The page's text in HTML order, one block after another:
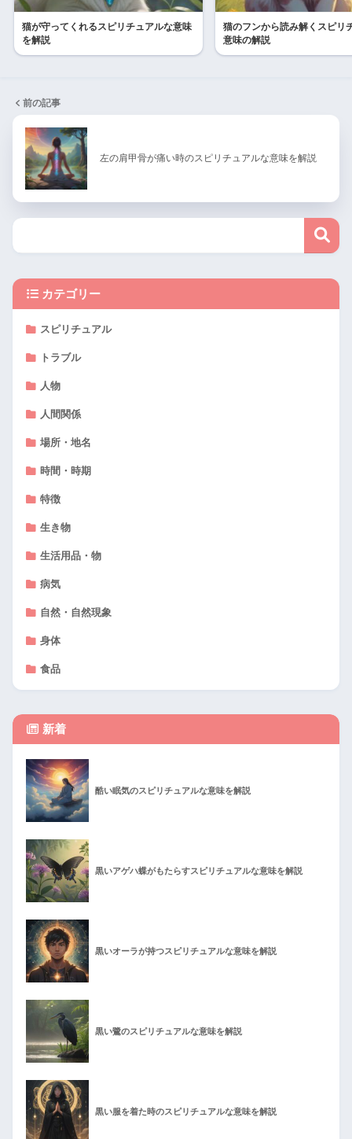
猫が守ってくれるスピリチュアルな意味
を解説
猫のフンから読み解くスピリ
意味の解説
前の記事
左の肩甲骨が痛い時のスピリチュアルな意味を解説
カテゴリー
スピリチュアル
トラブル
人物
人間関係
場所・地名
時間・時期
特徴
生き物
生活用品・物
病気
自然・自然現象
身体
食品
新着
酷い眠気のスピリチュアルな意味を解説
黒いアゲハ蝶がもたらすスピリチュアルな意味を解説
黒いオーラが持つスピリチュアルな意味を解説
黒い鷺のスピリチュアルな意味を解説
黒い服を着た時のスピリチュアルな意味を解説